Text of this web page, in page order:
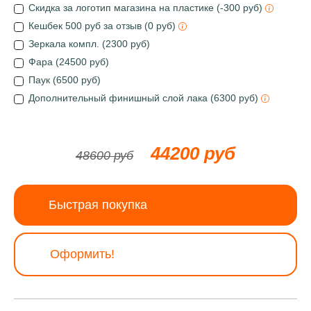
Скидка за логотип магазина на пластике (-300 руб)
Кешбек 500 руб за отзыв (0 руб)
Зеркала компл. (2300 руб)
Фара (24500 руб)
Паук (6500 руб)
Дополнительный финишный слой лака (6300 руб)
48600 руб 44200 руб
Быстрая покупка
Оформить!